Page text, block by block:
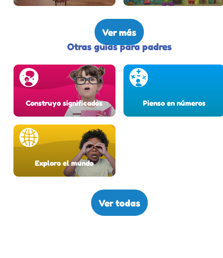
Ver más
Otras guías para padres
Construyo significados Pienso en números
Exploro el mundo
Ver todas